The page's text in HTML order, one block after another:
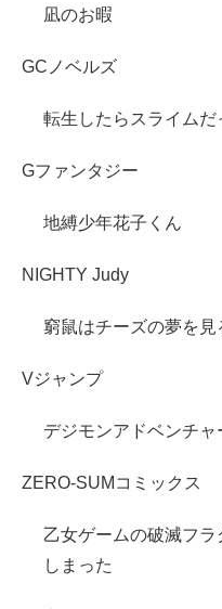
凪のお暇
GCノベルズ
転生したらスライムだ
Gファンタジー
地縛少年花子くん
NIGHTY Judy
窮鼠はチーズの夢を見
Vジャンプ
デジモンアドベンチ
ZERO-SUMコミックス
乙女ゲームの破滅フ
しまった